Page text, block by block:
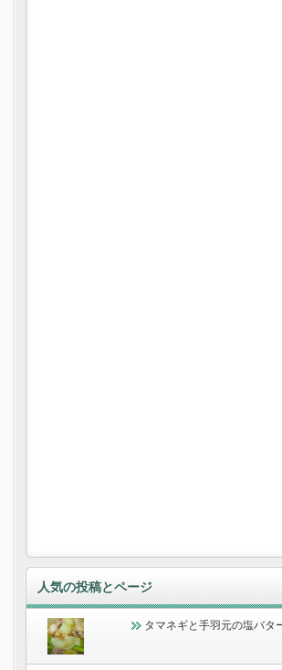
人気の投稿とページ
タマネギと手羽元の塩バタ